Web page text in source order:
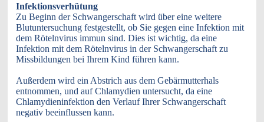
Infektionsverhütung
Zu Beginn der Schwangerschaft wird über eine weitere
Blutuntersuchung festgestellt, ob Sie gegen eine Infektion mit
dem Rötelnvirus immun sind. Dies ist wichtig, da eine
Infektion mit dem Rötelnvirus in der Schwangerschaft zu
Missbildungen bei Ihrem Kind führen kann.
Außerdem wird ein Abstrich aus dem Gebärmutterhals
entnommen, und auf Chlamydien untersucht, da eine
Chlamydieninfektion den Verlauf Ihrer Schwangerschaft
negativ beeinflussen kann.